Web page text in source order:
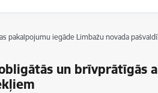
pakalpojumu iegāde Limbažu novada
un brīvprātīgās